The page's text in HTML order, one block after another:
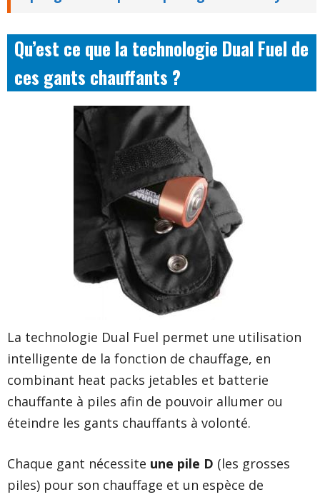
Qu’est ce que la technologie Dual Fuel de
ces gants chauffants ?
La technologie Dual Fuel permet une utilisation
intelligente de la fonction de chauffage, en
combinant heat packs jetables et batterie
chauffante à piles afin de pouvoir allumer ou
éteindre les gants chauffants à volonté.
Chaque gant nécessite une pile D (les grosses
piles) pour son chauffage et un espèce de